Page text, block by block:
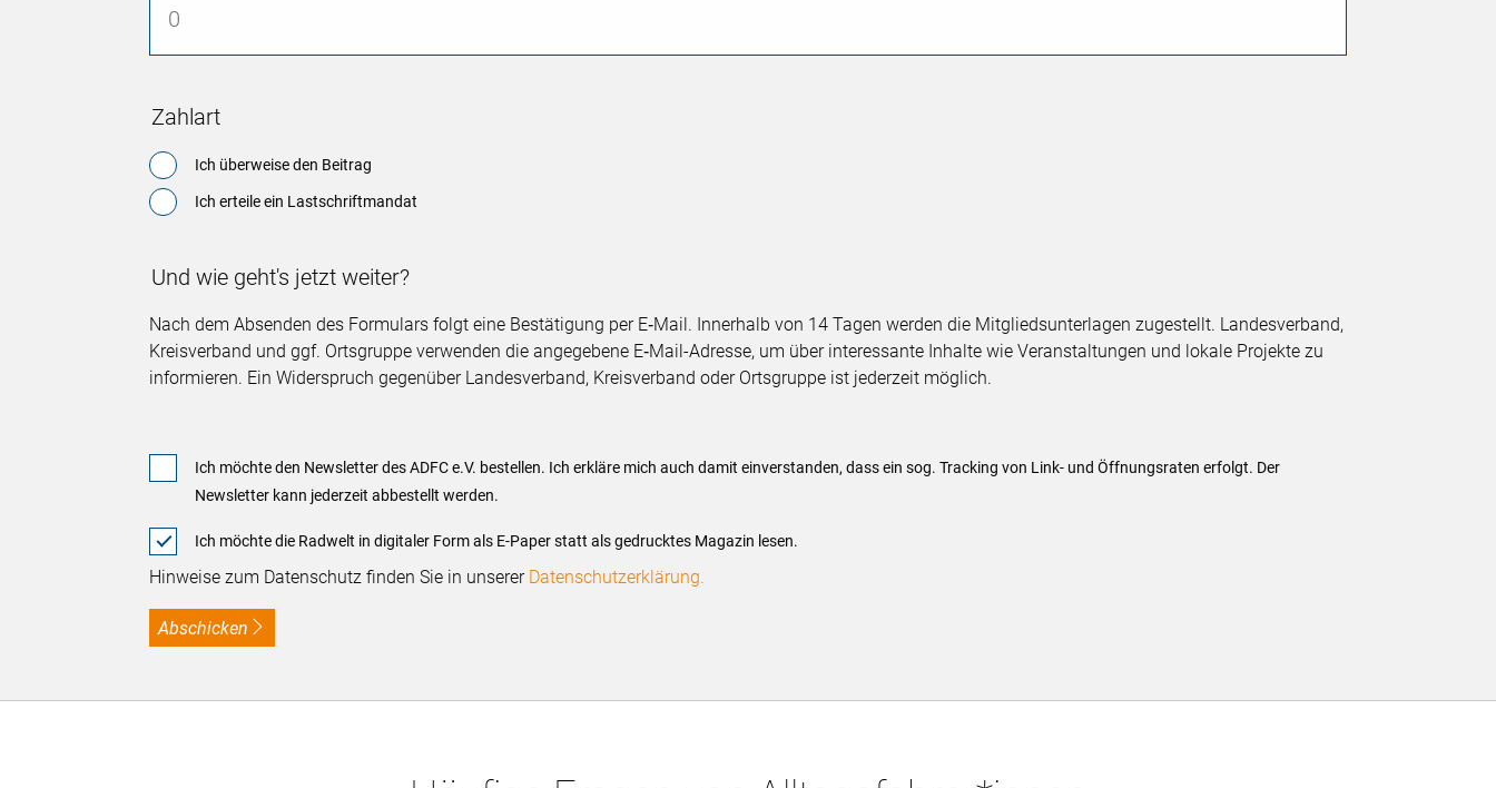
Zahlart
Ich überweise den Beitrag
Ich erteile ein Lastschriftmandat
Und wie geht's jetzt weiter?
Nach dem Absenden des Formulars folgt eine Bestätigung per E‑Mail. Innerhalb von 14 Tagen werden die Mitgliedsunterlagen zugestellt. Landesverband,
Kreisverband und ggf. Ortsgruppe verwenden die angegebene E‑Mail-Adresse, um über interessante Inhalte wie Veranstaltungen und lokale Projekte zu
informieren. Ein Widerspruch gegenüber Landesverband, Kreisverband oder Ortsgruppe ist jederzeit möglich.
Ich möchte den Newsletter des ADFC e.V. bestellen. Ich erkläre mich auch damit einverstanden, dass ein sog. Tracking von Link- und Öffnungsraten erfolgt. Der
Newsletter kann jederzeit abbestellt werden.
Ich möchte die Radwelt in digitaler Form als E-Paper statt als gedrucktes Magazin lesen.
Hinweise zum Datenschutz finden Sie in unserer Datenschutzerklärung.
Abschicken